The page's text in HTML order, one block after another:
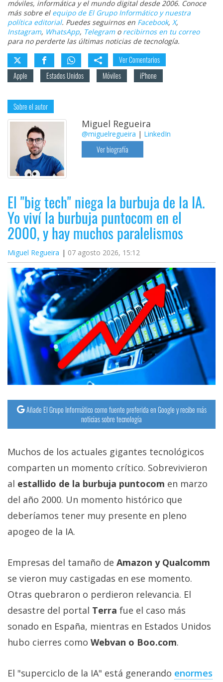
móviles, informática y el mundo digital desde 2006. Conoce
más sobre el equipo de El Grupo Informático y nuestra
política editorial. Puedes seguirnos en Facebook, X,
Instagram, WhatsApp, Telegramo recibirnos en tu correo
para no perderte las últimas noticias de tecnología.
Ver Comentarios
Apple
Estados Unidos Móviles iPhone
Sobre el autor
Miguel Regueira
@miguelregueira | LinkedIn
Ver biografía
El "big tech" niega la burbuja de la IA.
Yo viví la burbuja puntocom en el
2000, y hay muchos paralelismos
Miguel Regueira 07 agosto 2026, 15:12
Añade El Grupo Informático como fuente preferida en Google y recibe más
noticias sobre tecnología
Muchos de los actuales gigantes tecnológicos
comparten un momento crítico. Sobrevivieron
al estallido de la burbuja puntocom en marzo
del año 2000. Un momento histórico que
deberíamos tener muy presente en pleno
apogeo de la IA.
Empresas del tamaño de Amazon y Qualcomm
se vieron muy castigadas en ese momento.
Otras quebraron o perdieron relevancia. El
desastre del portal Terra fue el caso más
sonado en España, mientras en Estados Unidos
hubo cierres como Webvan o Boo.com.
El "superciclo de la IA" está generando enormes